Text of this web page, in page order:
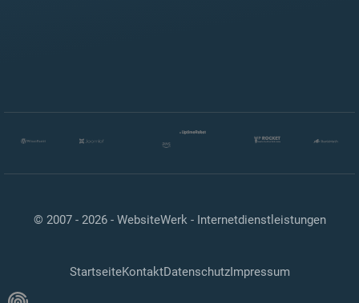
© 2007 - 2026 - WebsiteWerk - Internetdienstleistungen
StartseiteKontaktDatenschutzImpressum